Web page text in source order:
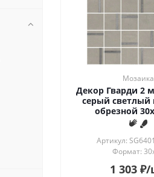
Мозаика
Декор Гварди 2
серый
обрезной
Артикул:
Формат:
1 303₽/